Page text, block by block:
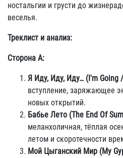
ностальгии и грусти до
веселья.
Треклист и анализ:
Сторона A:
Я Иду, Иду, Иду… (I'm Going
вступление, заряжающее
новых открытий.
Бaбьe Лeтo (The End Of
меланхоличная, тёплая
летом и скоротечности
Мой Цыганский Мир (My